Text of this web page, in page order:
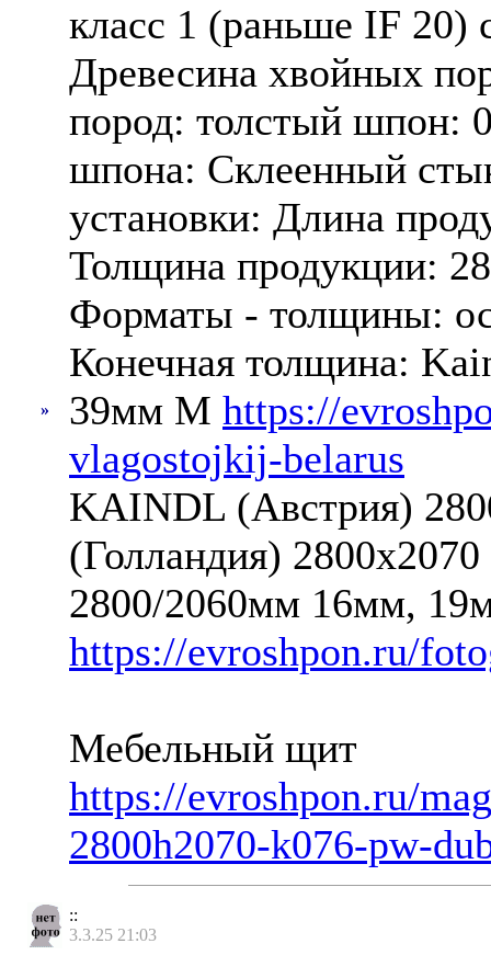
»
класс 1 (раньше IF 20)
Древесина хвойных
пород: толстый шпон:
шпона: Склеенный
установки: Длина
Толщина продукции:
Форматы - толщины:
Конечная толщина:
39мм M https://
vlagostojkij-belarus
KAINDL (Австрия)
(Голландия)
2800/2060мм 16мм,
https://evroshpon.ru/
Мебельный щит
https://evroshpon.ru/
2800h2070-k076-pw-
::
3.3.25 21:03